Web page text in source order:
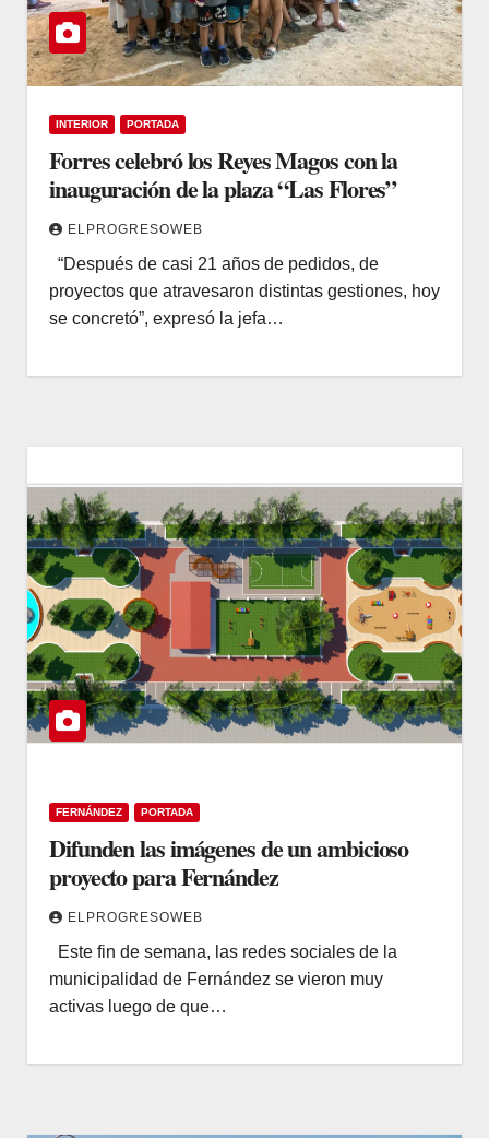
INTERIOR PORTADA
Forres celebró los Reyes Magos con la
inauguración de la plaza “Las Flores”
ELPROGRESOWEB
“Después de casi 21 años de pedidos, de
proyectos que atravesaron distintas gestiones, hoy
se concretó”, expresó la jefa…
FERNÁNDEZ PORTADA
Difunden las imágenes de un ambicioso
proyecto para Fernández
ELPROGRESOWEB
Este fin de semana, las redes sociales de la
municipalidad de Fernández se vieron muy
activas luego de que…